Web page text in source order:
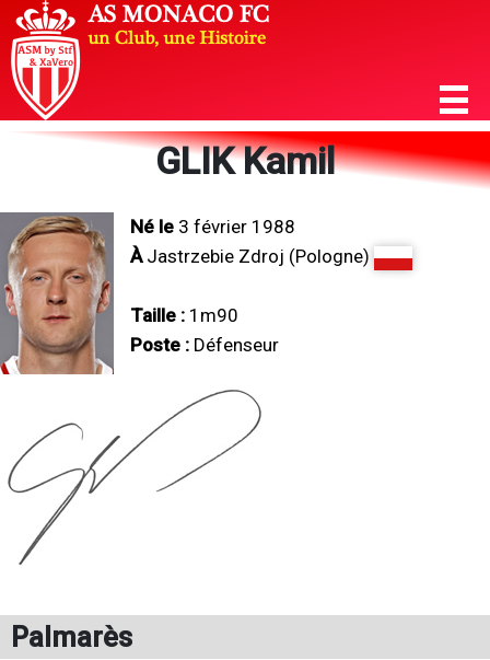
GLIK Kamil
Né le 3 février 1988
ÀJastrzebie Zdroj (Pologne)
Taille : 1m90
Poste : Défenseur
Palmarès